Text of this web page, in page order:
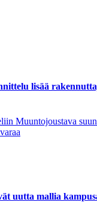
lisää
Muuntojoustava
uutta mallia